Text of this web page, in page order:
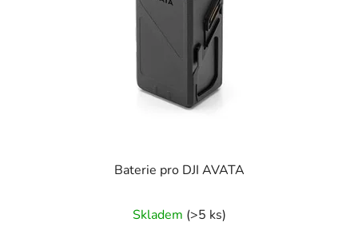
Baterie pro DJI AVATA
Skladem (>5 ks)